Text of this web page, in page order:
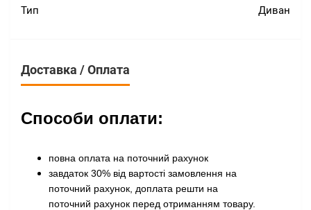
Тип
Диван
Доставка / Оплата
Способи оплати:
повна оплата на поточний рахунок
завдаток 30% від вартості замовлення на
поточний рахунок, доплата решти на
поточний рахунок перед отриманням товару.